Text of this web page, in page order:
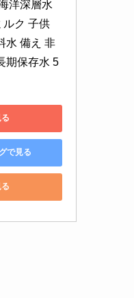
洋深層水
ルク 子供
水 備え 非
期保存水 5
で見る